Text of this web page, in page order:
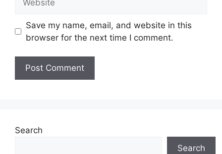
Save my name, email, and website in this
browser for the next time I comment.
Search
Search